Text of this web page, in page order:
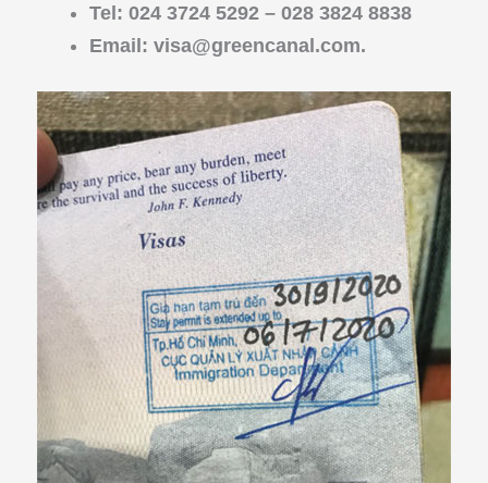
Tel: 024 3724 5292 – 028 3824 8838
Email: visa@greencanal.com.